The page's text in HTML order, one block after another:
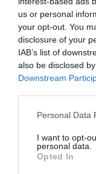
us or personal
your opt-out. You
disclosure of your
IAB’s list of
also be disclosed
Downstream
Personal Data
I want to opt-
personal data.
Opted In
Pyramides,
une saison
TFFRYYZa
Pointe‑à‑Pitre –
contrôle aérien